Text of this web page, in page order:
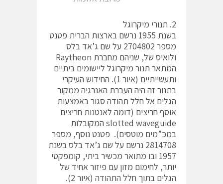
2. תנורי מיקרוגל
בשנת 1955 נרשם בארצות הברית פטנט
מספר 2704802 על שם ג’אד בלס
ולואיס של, שניהם מחברת Raytheon
המתאר תנור מיקרוגל ליישומים ביתיים
ותעשייתיים (איור 1). החידוש העיקרי
בתנור זה היה העברת האנרגיה ממקור
הגלים אל חלל תהודה סגור באמצעות
אוסף חריצים (דומה לאנטנות חריצים
slotted waveguide המקובלות
במכ”מים מוטסים). פטנט נוסף, מספר
2814708 נרשם על שם ג’אד בלס בשנת
1957 ובו מתואר מכשיר ביתי, קומפקטי
יותר, לחימום מזון עם פיזור אחיד של
הגלים בתוך חלל התהודה (איור 2).